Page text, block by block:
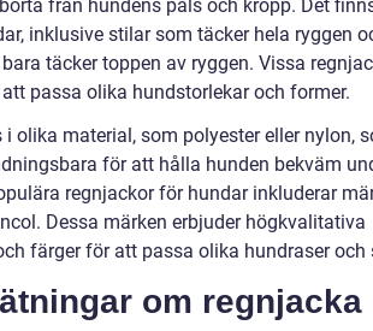
från hundens päls och kropp. Det
inklusive stilar som täcker hela ryggen
täcker toppen av ryggen. Vissa
passa olika hundstorlekar och former.
olika material, som polyester eller nylon,
för att hålla hunden bekväm
regnjackor för hundar inkluderar
Dessa märken erbjuder högkvalitativa
färger för att passa olika hundraser och
om regnjacka